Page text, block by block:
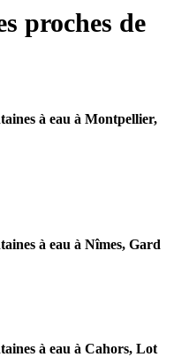
proches de
à eau à Montpellier,
à eau à Nîmes, Gard
à eau à Cahors, Lot